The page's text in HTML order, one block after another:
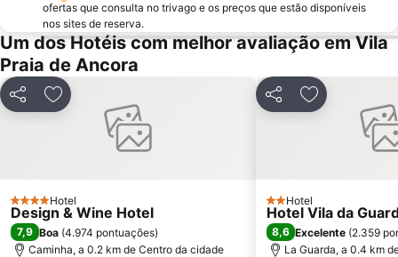
Minho Center
Patos
Puerto de Baiona
de Castelo de Neiva
Praia Afife
Elevador do Bom Jesus do Monte
Posto de Turismo de Valença do Minho
Porto de Vigo
Suave Mar Beach
Parque de Exposições de Braga
Fluvial de Adaúfe
do Vao
Cego do Maio
Estação de Caminhos de Ferro de Viana do Castelo
ofertas que consulta no trivago e os preços que estão disponíveis
nos sites de reserva.
Um dos Hotéis com melhor avaliação em Vila
Praia de Ancora
PartilharAdicionar aos favoritos
4 Estrelas
Hotel
Design & Wine Hotel
7,9 Boa (4.974 pontuações)
Caminha, a 0.2 km de Centro da cidade
PartilharAdicionar
2 Estrelas
Hotel
Hotel Vila da
8,6 Excelente (2.359
La Guarda, a 0.4 km